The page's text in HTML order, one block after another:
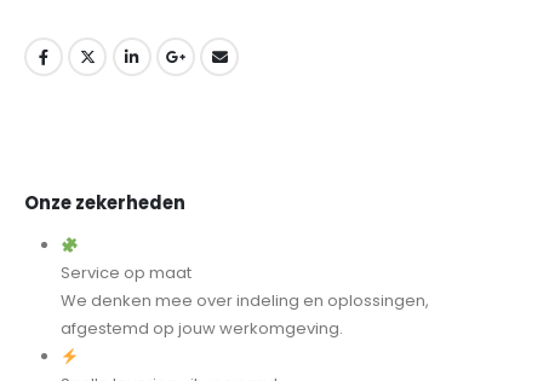
Onze zekerheden
Service op maat
We denken mee over indeling en oplossingen,
afgestemd op jouw werkomgeving.